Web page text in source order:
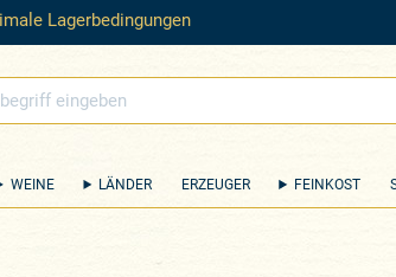
Lagerbedingungen
WEINE LÄNDER ERZEUGER FEINKOST